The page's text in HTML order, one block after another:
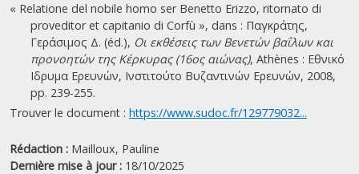
« Relatione del nobile homo ser Benetto Erizzo, ritornato di
proveditor et capitanio di Corfù », dans : Παγκράτης,
Γεράσιμος Δ. (éd.), Οι εκθέσεις των Βενετών βαΐλων και
προνοητών της Κέρκυρας (16ος αιώνας), Athènes : Εθνικό
Ιδρυμα Ερευνών, Ινστιτούτο Βυζαντινών Ερευνών, 2008,
pp. 239-255.
Trouver le document : https://www.sudoc.fr/129779032...
Rédaction : Mailloux, Pauline
Dernière mise à jour : 18/10/2025